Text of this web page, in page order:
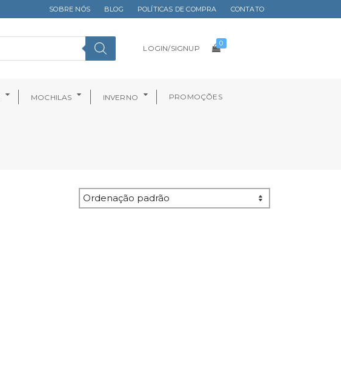
SOBRE NÓS BLOG POLÍTICAS DE COMPRA CONTATO
LOGIN/SIGNUP
0
MOCHILAS INVERNO PROMOÇÕES